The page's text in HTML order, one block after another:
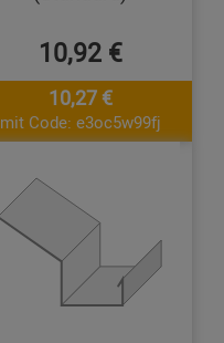
10,92 €
10,27 €
mit Code: e3oc5w99fj